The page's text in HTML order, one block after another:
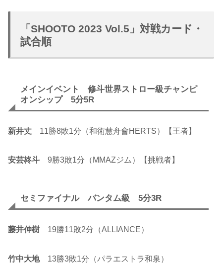
「SHOOTO 2023 Vol.5」対戦カード・
試合順
メインイベント 修斗世界ストロー級チャンピ
オンシップ 5分5R
新井丈 11勝8敗1分（和術慧舟會HERTS）【王者】
安芸柊斗 9勝3敗1分（MMAZジム）【挑戦者】
セミファイナル バンタム級 5分3R
藤井伸樹 19勝11敗2分（ALLIANCE）
竹中大地13勝3敗1分（パラエストラ和泉）